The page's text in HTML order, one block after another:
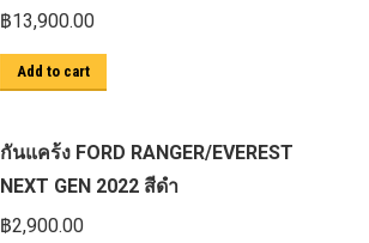
฿13,900.00
Add to cart
กันแคร้ง FORD RANGER/EVEREST
NEXT GEN 2022 สีดำ
฿2,900.00